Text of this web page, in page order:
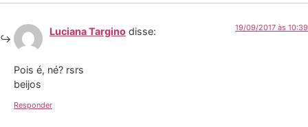
Luciana Targino disse: 19/09/2017 às 10:39
Pois é, né? rsrs
beijos
Responder